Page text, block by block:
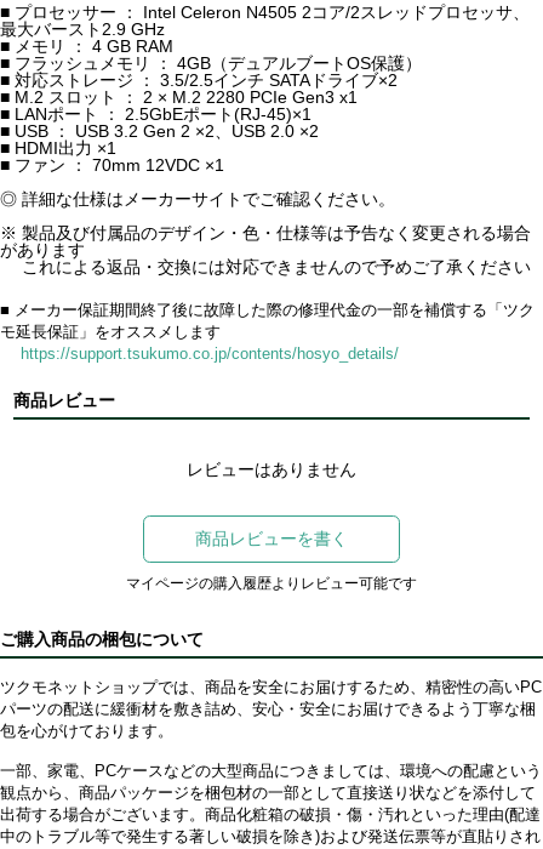
■ プロセッサー ： Intel Celeron N4505 2コア/2スレッドプロセッサ、
最大バースト2.9 GHz
■ メモリ ： 4 GB RAM
■ フラッシュメモリ ： 4GB（デュアルブートOS保護）
■ 対応ストレージ ： 3.5/2.5インチ SATAドライブ×2
■ M.2 スロット ： 2 × M.2 2280 PCIe Gen3 x1
■ LANポート ： 2.5GbEポート(RJ-45)×1
■ USB ： USB 3.2 Gen 2 ×2、USB 2.0 ×2
■ HDMI出力 ×1
■ ファン ： 70mm 12VDC ×1
◎ 詳細な仕様はメーカーサイトでご確認ください。
※ 製品及び付属品のデザイン・色・仕様等は予告なく変更される場合
があります
これによる返品・交換には対応できませんので予めご了承ください
■ メーカー保証期間終了後に故障した際の修理代金の一部を補償する「ツク
モ延長保証」をオススメします
https://support.tsukumo.co.jp/contents/hosyo_details/
商品レビュー
レビューはありません
商品レビューを書く
マイページの購入履歴よりレビュー可能です
ご購入商品の梱包について
ツクモネットショップでは、商品を安全にお届けするため、精密性の高いPC
パーツの配送に緩衝材を敷き詰め、安心・安全にお届けできるよう丁寧な梱
包を心がけております。
一部、家電、PCケースなどの大型商品につきましては、環境への配慮という
観点から、商品パッケージを梱包材の一部として直接送り状などを添付して
出荷する場合がございます。商品化粧箱の破損・傷・汚れといった理由(配達
中のトラブル等で発生する著しい破損を除き)および発送伝票等が直貼りされ